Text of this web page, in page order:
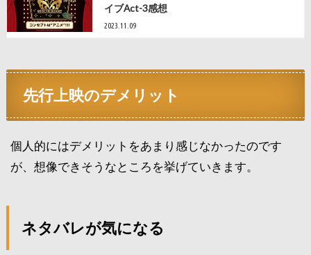
イブAct-3感想
2023.11.09
先行上映のデメリット
個人的にはデメリットをあまり感じなかったのです
が、想像できそうなところを挙げていきます。
ネタバレが気になる